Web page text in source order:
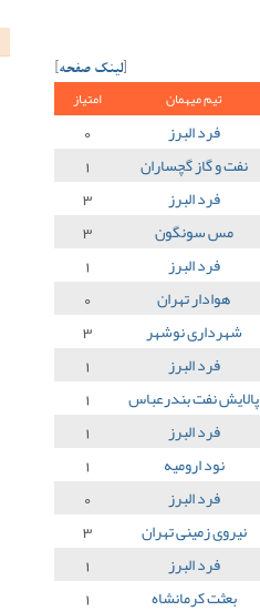
[لینک صفحه]
تیم میهمان امتیاز
فرد البرز
0
نفت و گاز گچساران
1
فرد البرز
3
مس سونگون
3
فرد البرز
1
هوادار تهران
0
شهرداری نوشهر
3
فرد البرز
1
پالایش نفت بندرعباس
1
فرد البرز
1
نود ارومیه
1
فرد البرز
0
نیروی زمینی تهران
3
فرد البرز
1
بعثت کرمانشاه
1